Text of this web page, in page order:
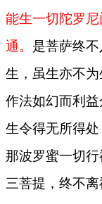
能生一切陀罗
通。 是菩萨终
生，虽生亦不
作法如幻而利
生令得无所得
那波罗蜜一切
三菩提，终不